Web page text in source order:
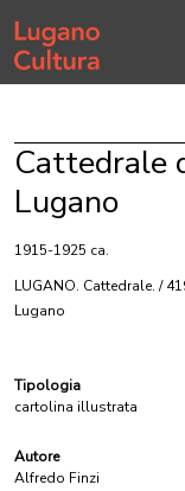
Home page
Cattedrale
Lugano
1915-1925 ca.
LUGANO. Cattedrale. /
Lugano
Tipologia
cartolina illustrata
Autore
Alfredo Finzi